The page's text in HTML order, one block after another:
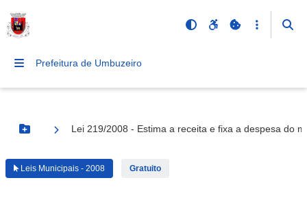
Prefeitura de Umbuzeiro
Botão Menu
Lei 219/2008 - Estima a receita e fixa a despesa do
Leis Municipais - 2008 Gratuito